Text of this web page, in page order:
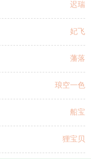
迟瑞
妃飞
藩落
琅空一色
船宝
狸宝贝